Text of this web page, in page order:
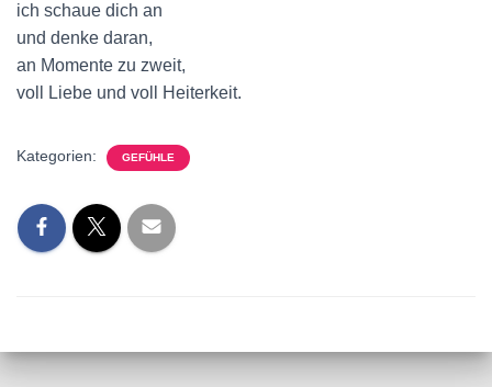
ich schaue dich an
und denke daran,
an Momente zu zweit,
voll Liebe und voll Heiterkeit.
Kategorien: GEFÜHLE